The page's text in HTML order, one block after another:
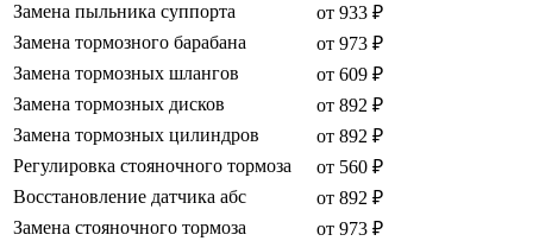
Замена пыльника суппорта
от 933 ₽
Замена тормозного барабана
от 973 ₽
Замена тормозных шлангов
от 609 ₽
Замена тормозных дисков
от 892 ₽
Замена тормозных цилиндров
от 892 ₽
Регулировка стояночного тормоза
от 560 ₽
Восстановление датчика абс
от 892 ₽
Замена стояночного тормоза
от 973 ₽